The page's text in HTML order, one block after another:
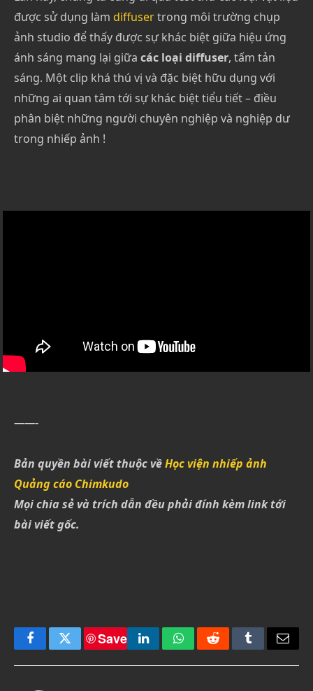
được sử dụng làm diffusertrong môi trường chụp
ảnh studio để thấy được sự khác biệt giữa hiệu ứng
ánh sáng mang lại giữa các loại diffuser, tấm tản
sáng. Một clip khá thú vị và đặc biệt hữu dụng với
những ai quan tâm tới sự khác biệt tiểu tiết – điều
phân biệt những người chuyên nghiệp và nghiệp dư
trong nhiếp ảnh !
——-
Bản quyền bài viết thuộc vềHọc viện nhiếp ảnh
Quảng cáo Chimkudo
Mọi chia sẻ và trích dẫn đều phải đính kèm link tới
bài viết gốc.
FacebookTwitter
Save
LinkedInWhatsAppRedditTumblrEmail